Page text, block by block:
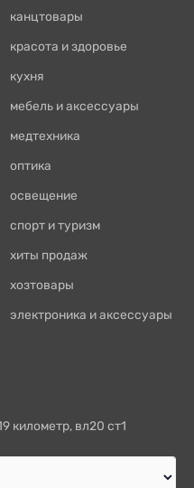
канцтовары
красота и здоровье
кухня
мебель и аксессуары
медтехника
оптика
освещение
спорт и туризм
хиты продаж
хозтовары
электроника и аксессуары
вл20 ст1